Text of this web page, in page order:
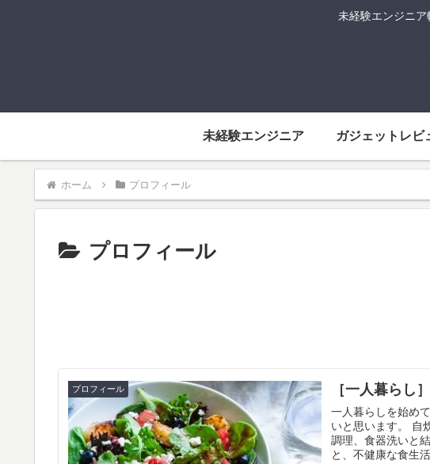
未経験エンジニ
未経験エンジニア ガジェットレビ
ホーム プロフィール
プロフィール
プロフィール ［一人暮らし
一人暮らしを始め
いと思います。 自
調理、食器洗いと
と、不健康な食生